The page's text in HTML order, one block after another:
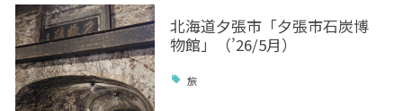
北海道夕張市「夕張市石炭博
物館」（’26/5月）
旅